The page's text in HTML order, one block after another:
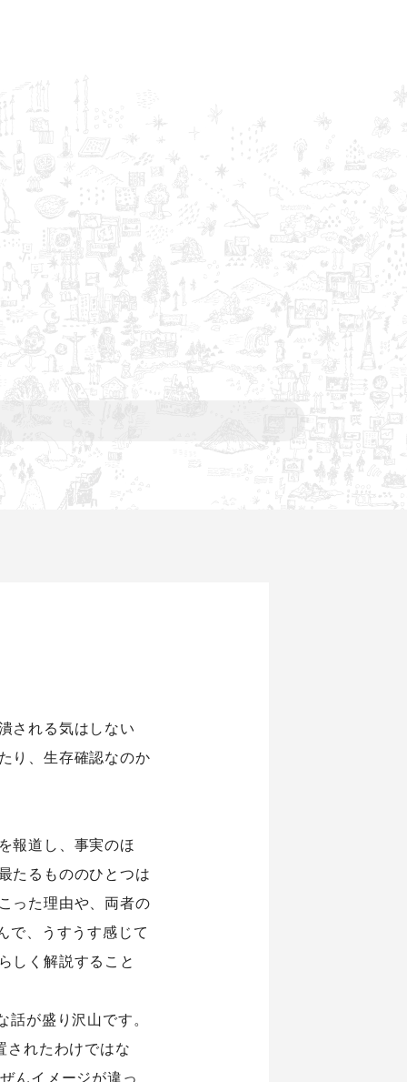
される気はしない
り、生存確認なのか
報道し、事実のほ
たるもののひとつは
った理由や、両者の
で、うすうす感じて
しく解説すること
が盛り沢山です。
されたわけではな
んイメージが違っ